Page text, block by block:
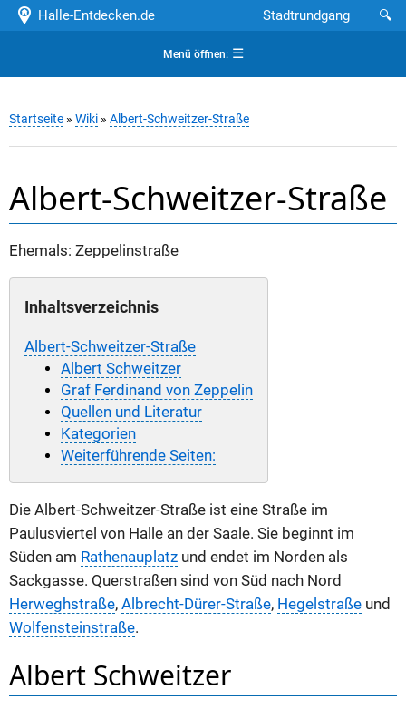
Halle-Entdecken.de 🔍
Stadtrundgang
Menü öffnen:☰
Startseite » Wiki » Albert-Schweitzer-Straße
Albert-Schweitzer-Straße
Ehemals: Zeppelinstraße
Inhaltsverzeichnis
Albert-Schweitzer-Straße
Albert Schweitzer
Graf Ferdinand von Zeppelin
Quellen und Literatur
Kategorien
Weiterführende Seiten:
Die Albert-Schweitzer-Straße ist eine Straße im
Paulusviertel von Halle an der Saale. Sie beginnt im
Süden am Rathenauplatz und endet im Norden als
Sackgasse. Querstraßen sind von Süd nach Nord
Herweghstraße, Albrecht-Dürer-Straße, Hegelstraße und
Wolfensteinstraße.
Albert Schweitzer